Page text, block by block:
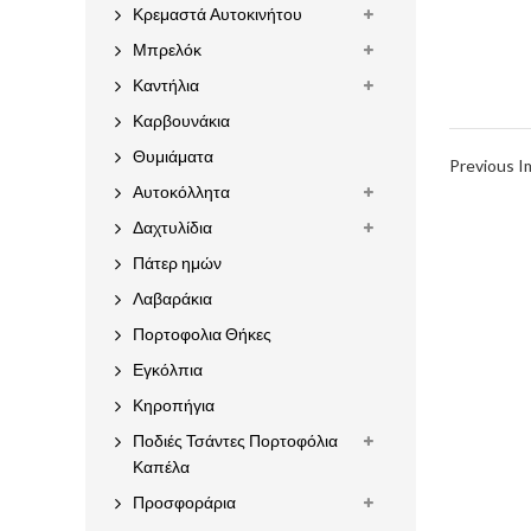
Previous
Κρεμαστά Αυτοκινήτου
Μπρελόκ
Καντήλια
Καρβουνάκια
Θυμιάματα
Αυτοκόλλητα
Δαχτυλίδια
Πάτερ ημών
Λαβαράκια
Πορτοφολια Θήκες
Εγκόλπια
Κηροπήγια
Ποδιές Τσάντες Πορτοφόλια
Καπέλα
Προσφοράρια